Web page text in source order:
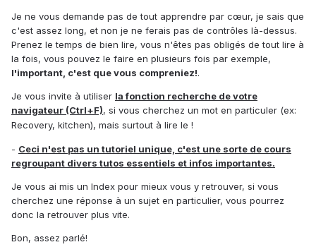
Je ne vous demande pas de tout apprendre par cœur, je sais que
c'est assez long, et non je ne ferais pas de contrôles là-dessus.
Prenez le temps de bien lire, vous n'êtes pas obligés de tout lire à
la fois, vous pouvez le faire en plusieurs fois par exemple,
l'important, c'est que vous compreniez!.
Je vous invite à utiliser la fonction recherche de votre
navigateur (Ctrl+F), si vous cherchez un mot en particuler (ex:
Recovery, kitchen), mais surtout à lire le !
- Ceci n'est pas un tutoriel unique, c'est une sorte de cours
regroupant divers tutos essentiels et infos importantes.
Je vous ai mis un Index pour mieux vous y retrouver, si vous
cherchez une réponse à un sujet en particulier, vous pourrez
donc la retrouver plus vite.
Bon, assez parlé!